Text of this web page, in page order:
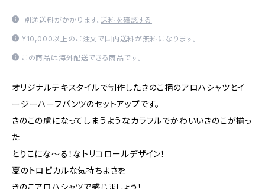
別途送料がかかります。送料を確認する
¥10,000以上のご注文で国内送料が無料になります。
この商品は海外配送できる商品です。
オリジナルテキスタイルで制作したきのこ柄のアロハシャツとイ
ージーハーフパンツのセットアップです。
きのこの虜になってしまうようなカラフルでかわいいきのこが揃っ
た
とりこにな〜る！なトリコロールデザイン！
夏のトロピカルな気持ちよさを
きのこアロハシャツで感じましょう！